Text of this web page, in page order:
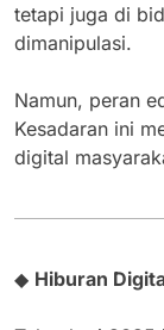
tetapi juga di
dimanipulasi.
Namun, peran
Kesadaran ini
digital
◆ Hiburan